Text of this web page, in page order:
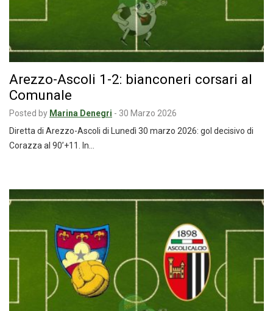
Arezzo-Ascoli 1-2: bianconeri corsari al
Comunale
Posted by Marina Denegri - 30 Marzo 2026
Diretta di Arezzo-Ascoli di Lunedì 30 marzo 2026: gol decisivo di
Corazza al 90’+11. In…